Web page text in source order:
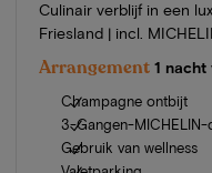
Culinair verblijf in een
Friesland | incl.
Arrangement 1
Champagne ontbijt
3-Gangen-MICHELIN-
Gebruik van wellness